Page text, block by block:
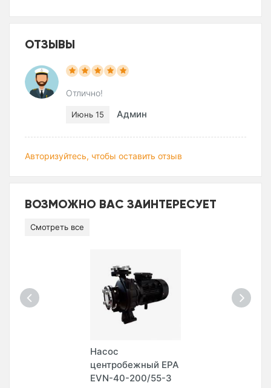
ОТЗЫВЫ
Отлично!
Июнь 15 Админ
Авторизуйтесь, чтобы оставить отзыв
ВОЗМОЖНО ВАС ЗАИНТЕРЕСУЕТ
Смотреть все
Насос
центробежный EPA
EVN-40-200/55-3